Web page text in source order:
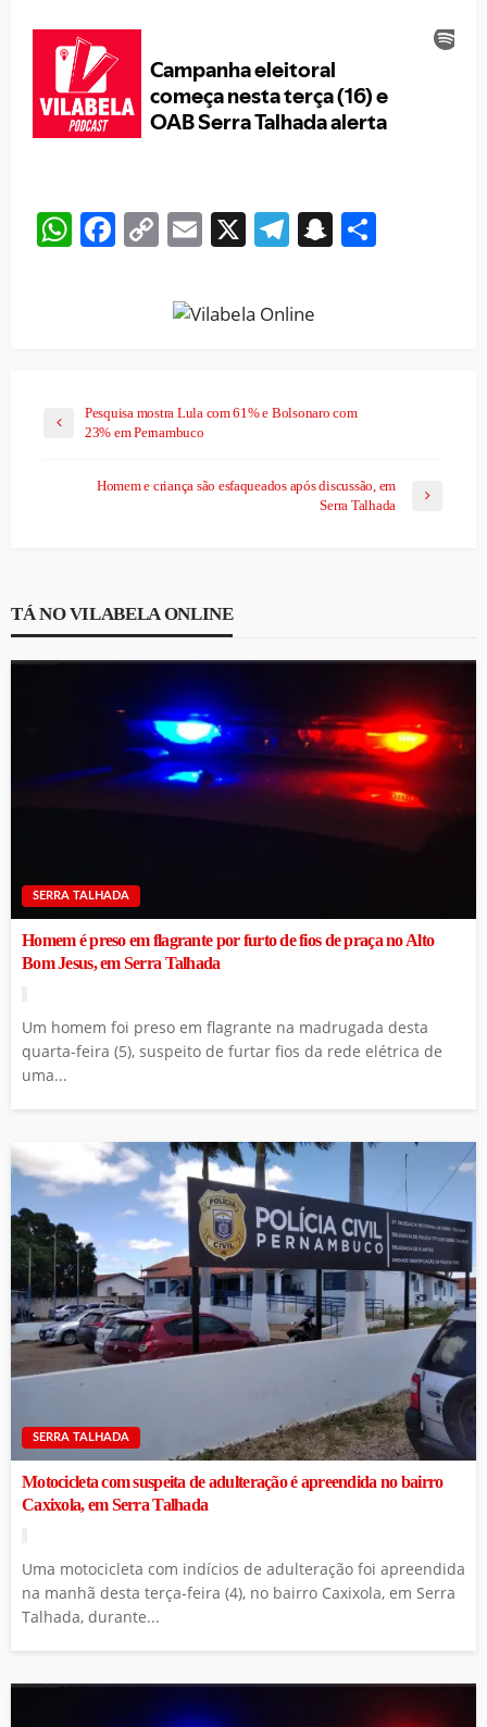
WhatsApp
Facebook
CopyEmail
X Telegram
Snapchat
Pesquisa mostra Lula com 61% e Bolsonaro com
23% em Pernambuco
Homem e criança são esfaqueados após discussão, em
Serra Talhada
TÁ NO VILABELA ONLINE
SERRA TALHADA
Homem é preso em flagrante por furto de fios de praça no Alto
Bom Jesus, em Serra Talhada
Um homem foi preso em flagrante na madrugada desta
quarta-feira (5), suspeito de furtar fios da rede elétrica de
uma...
SERRA TALHADA
Motocicleta com suspeita de adulteração é apreendida no bairro
Caxixola, em Serra Talhada
Uma motocicleta com indícios de adulteração foi apreendida
na manhã desta terça-feira (4), no bairro Caxixola, em Serra
Talhada, durante...